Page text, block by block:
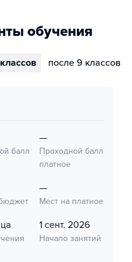
обучения
после 9 классов
балл
—
Проходной балл
платное
—
Мест на платное
1 сент. 2026
Начало занятий